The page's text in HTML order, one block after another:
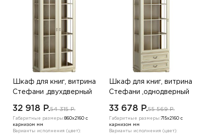
Шкаф для книг, витрина
Стефани ,двухдверный
32 918 P.54 315 P.
Габаритные размеры:860х2160 с
карнизом мм
Варианты исполнения (цвет):
Шкаф для книг, витрина
Стефани ,однодверный
33 678 P.55 569 P.
Габаритные размеры: 715х2160 с
карнизом мм
Варианты исполнения (цвет):